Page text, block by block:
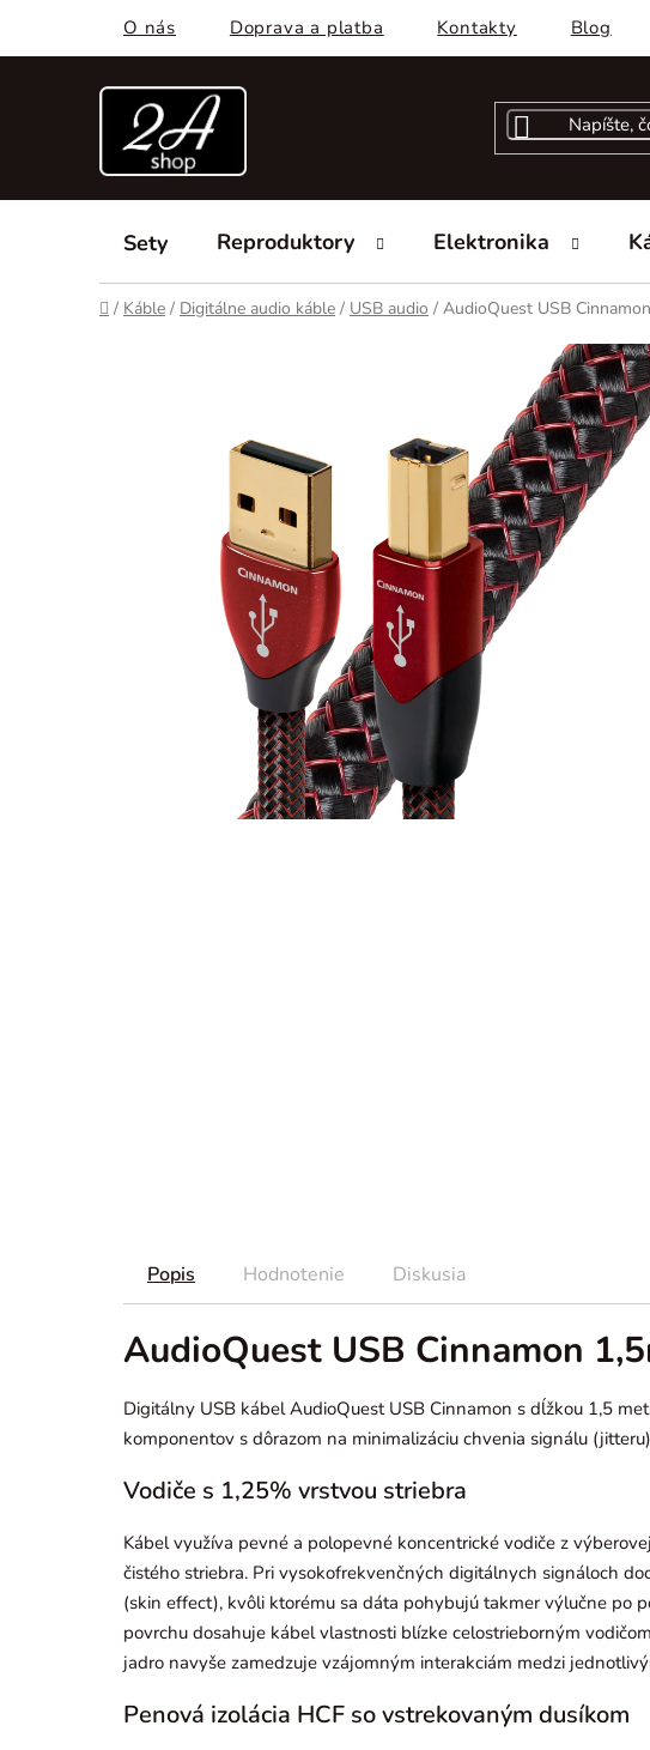
obsah
O nás Doprava a platba Kontakty Blog
Sety Reproduktory Elektronika
Domov
/ Káble / Digitálne audio káble / USB audio / AudioQuest USB
Popis Hodnotenie Diskusia
AudioQuest USB Cinnamon
Digitálny USB kábel AudioQuest USB Cinnamon s dĺžkou 1,5
komponentov s dôrazom na minimalizáciu chvenia signálu
Vodiče s 1,25% vrstvou striebra
Kábel využíva pevné a polopevné koncentrické vodiče z
čistého striebra. Pri vysokofrekvenčných digitálnych signáloch
(skin effect), kvôli ktorému sa dáta pohybujú takmer výlučne po
povrchu dosahuje kábel vlastnosti blízke celostrieborným
jadro navyše zamedzuje vzájomným interakciám medzi
Penová izolácia HCF so vstrekovaným dusíkom